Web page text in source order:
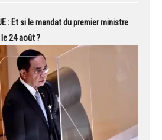
: Et si le mandat du premier ministre
24 août ?